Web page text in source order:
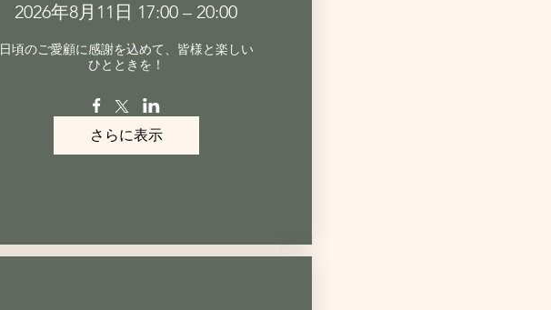
2026年8月11日 17:00 – 20:00
日頃のご愛顧に感謝を込めて、皆様と楽しい
ひとときを！
さらに表示